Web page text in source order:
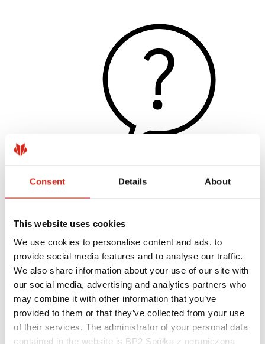
Consent Details About
This website uses cookies
We use cookies to personalise content and ads, to
provide social media features and to analyse our traffic.
We also share information about your use of our site with
our social media, advertising and analytics partners who
may combine it with other information that you’ve
provided to them or that they’ve collected from your use
of their services. The administrator of your personal data
contained in the website is BP2 Spółka z ograniczoną
Užitečné odkazy
Registrace záruky
Soubory ke stažení
Najít zhotovitele
Knihovny BIM
Pro profesionály